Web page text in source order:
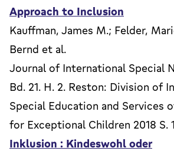
Approach to Inclusion
Kauffman, James M.; Felder,
Bernd et al.
Journal of International Special
Bd. 21. H. 2. Reston: Division of
Special Education and Services
for Exceptional Children 2018 S.
Inklusion : Kindeswohl oder